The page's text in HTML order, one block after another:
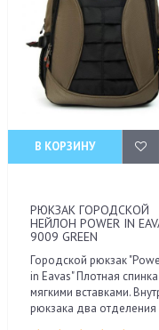
В КОРЗИНУ
РЮКЗАК ГОРОДСКОЙ
НЕЙЛОН POWER IN
9009 GREEN
Городской рюкзак
in Eavas" Плотная
мягкими вставками.
рюкзака два отделения